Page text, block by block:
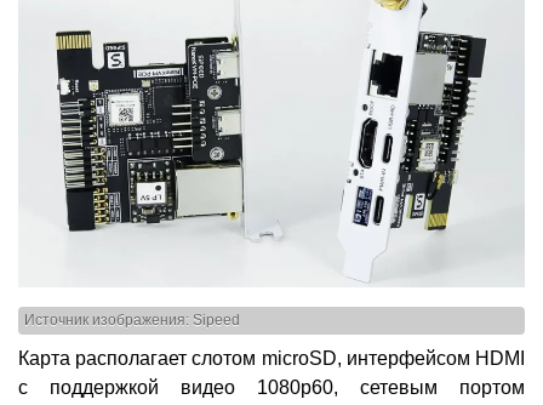
Источник изображения: Sipeed
Карта располагает слотом microSD, интерфейсом HDMI
с поддержкой видео 1080p60, сетевым портом